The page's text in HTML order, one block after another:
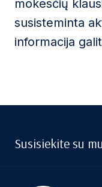
mokesčių
susisteminta
informacija
Susisiekite su